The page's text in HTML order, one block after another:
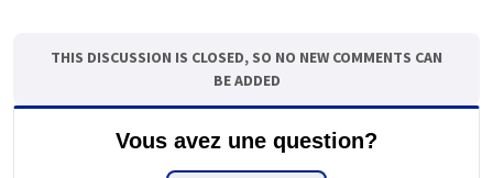
THIS DISCUSSION IS CLOSED, SO NO NEW COMMENTS CAN
BE ADDED
Vous avez une question?